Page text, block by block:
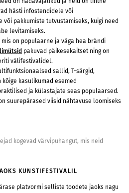
hästi infostendidele või
pakkumiste tutvustamiseks, kuigi need
levitamiseks.
on populaarne ja väga hea brändi
pakuvad päikesekaitset ning on
välifestivalidel.
sallid, T-särgid,
kasulikumad esemed
ja külastajate seas populaarsed.
suurepärased viisid nähtavuse loomiseks
kogevad värvipuhangut, mis neid
KUNSTIFESTIVALIL
platvormi selliste toodete jaoks nagu